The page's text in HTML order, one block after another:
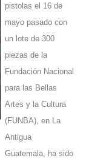
pistolas el 16 de
mayo pasado con
un lote de 300
piezas de la
Fundación Nacional
para las Bellas
Artes y la Cultura
(FUNBA), en La
Antigua
Guatemala, ha sido